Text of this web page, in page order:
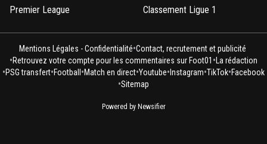
Premier League
Classement Ligue 1
Mentions Légales - Confidentialité•Contact, recrutement et publicité
•Retrouvez votre compte pour les commentaires sur Foot01 • La rédaction
•PSG transfert•Football •Match en direct•Youtube• Instagram•TikTok•Facebook
•Sitemap
Powered by Newsifier